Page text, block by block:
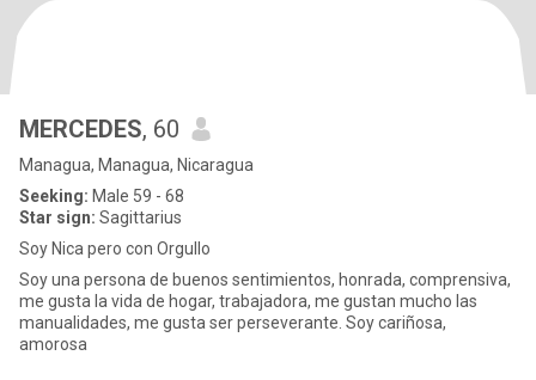
MERCEDES, 60
Managua, Managua, Nicaragua
Seeking: Male 59 - 68
Star sign: Sagittarius
Soy Nica pero con Orgullo
Soy una persona de buenos sentimientos, honrada, comprensiva,
me gusta la vida de hogar, trabajadora, me gustan mucho las
manualidades, me gusta ser perseverante. Soy cariñosa,
amorosa